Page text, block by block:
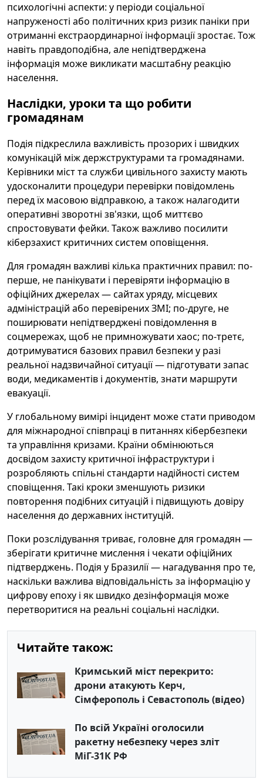
психологічні аспекти: у періоди соціальної
напруженості або політичних криз ризик паніки при
отриманні екстраординарної інформації зростає. Тож
навіть правдоподібна, але непідтверджена
інформація може викликати масштабну реакцію
населення.
Наслідки, уроки та що робити
громадянам
Подія підкреслила важливість прозорих і швидких
комунікацій між держструктурами та громадянами.
Керівники міст та служби цивільного захисту мають
удосконалити процедури перевірки повідомлень
перед їх масовою відправкою, а також налагодити
оперативні зворотні зв'язки, щоб миттєво
спростовувати фейки. Також важливо посилити
кіберзахист критичних систем оповіщення.
Для громадян важливі кілька практичних правил: по-
перше, не панікувати і перевіряти інформацію в
офіційних джерелах — сайтах уряду, місцевих
адміністрацій або перевірених ЗМІ; по-друге, не
поширювати непідтверджені повідомлення в
соцмережах, щоб не примножувати хаос; по-третє,
дотримуватися базових правил безпеки у разі
реальної надзвичайної ситуації — підготувати запас
води, медикаментів і документів, знати маршрути
евакуації.
У глобальному вимірі інцидент може стати приводом
для міжнародної співпраці в питаннях кібербезпеки
та управління кризами. Країни обмінюються
досвідом захисту критичної інфраструктури і
розробляють спільні стандарти надійності систем
сповіщення. Такі кроки зменшують ризики
повторення подібних ситуацій і підвищують довіру
населення до державних інституцій.
Поки розслідування триває, головне для громадян —
зберігати критичне мислення і чекати офіційних
підтверджень. Подія у Бразилії — нагадування про те,
наскільки важлива відповідальність за інформацію у
цифрову епоху і як швидко дезінформація може
перетворитися на реальні соціальні наслідки.
Читайте також:
Кримський міст перекрито:
дрони атакують Керч,
Сімферополь і Севастополь (відео)
По всій Україні оголосили
ракетну небезпеку через зліт
МіГ-31К РФ